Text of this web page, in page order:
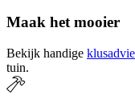
Maak het mooier
Bekijk handige
tuin.